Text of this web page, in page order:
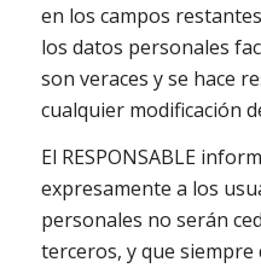
en los campos
los datos personales
son veraces y se hace
cualquier modificación
El RESPONSABLE
expresamente a los
personales no serán
terceros, y que